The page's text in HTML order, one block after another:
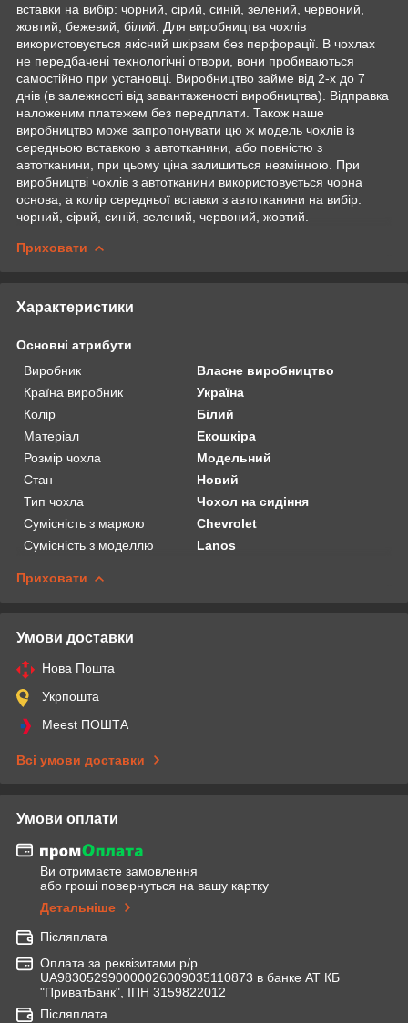
вставки на вибір: чорний, сірий, синій, зелений, червоний,
жовтий, бежевий, білий. Для виробництва чохлів
використовується якісний шкірзам без перфорації. В чохлах
не передбачені технологічні отвори, вони пробиваються
самостійно при установці. Виробництво займе від 2-х до 7
днів (в залежності від завантаженості виробництва). Відправка
наложеним платежем без передплати. Також наше
виробництво може запропонувати цю ж модель чохлів із
середньою вставкою з автотканини, або повністю з
автотканини, при цьому ціна залишиться незмінною. При
виробництві чохлів з автотканини використовується чорна
основа, а колір середньої вставки з автотканини на вибір:
чорний, сірий, синій, зелений, червоний, жовтий.
Приховати
Характеристики
Основні атрибути
Виробник
Власне виробництво
Країна виробник
Україна
Колір
Білий
Матеріал
Екошкіра
Розмір чохла
Модельний
Стан
Новий
Тип чохла
Чохол на сидіння
Сумісність з маркою
Chevrolet
Сумісність з моделлю
Lanos
Приховати
Умови доставки
Нова Пошта
Укрпошта
Meest ПОШТА
Всі умови доставки
Умови оплати
Ви отримаєте замовлення
або гроші повернуться на вашу картку
Детальніше
Післяплата
Оплата за реквізитами р/р
UA983052990000026009035110873 в банке АТ КБ
"ПриватБанк", ІПН 3159822012
Післяплата